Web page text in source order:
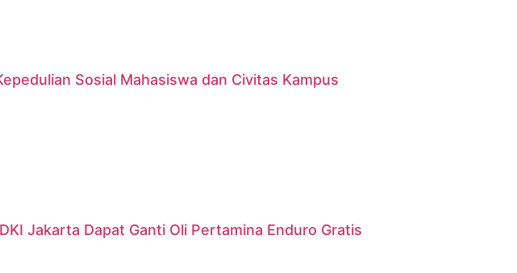
Sosial Mahasiswa dan Civitas Kampus
Jakarta Dapat Ganti Oli Pertamina Enduro Gratis